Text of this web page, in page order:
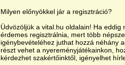
Milyen előnyökkel jár a regisztráció?
Üdvözöljük a vital.hu oldalain! Ha eddig
érdemes regisztrálnia, mert több
igénybevételéhez juthat hozzá néhány
részt vehet a nyereményjátékainkon,
kérdezhet szakértőinktől, igényelhet